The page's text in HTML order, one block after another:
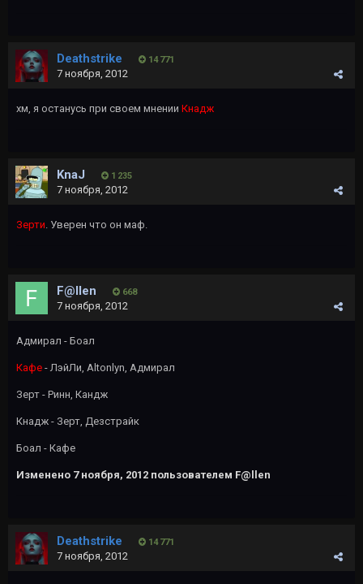
Deathstrike 14 771
7 ноября, 2012
хм, я останусь при своем мнении Кнадж
KnaJ 1 235
7 ноября, 2012
Зерти. Уверен что он маф.
F@llen 668
7 ноября, 2012
Адмирал - Боал
Кафе - ЛэйЛи, Altonlyn, Адмирал
Зерт - Ринн, Кандж
Кнадж - Зерт, Дезстрайк
Боал - Кафе
Изменено 7 ноября, 2012 пользователем F@llen
Deathstrike 14 771
7 ноября, 2012